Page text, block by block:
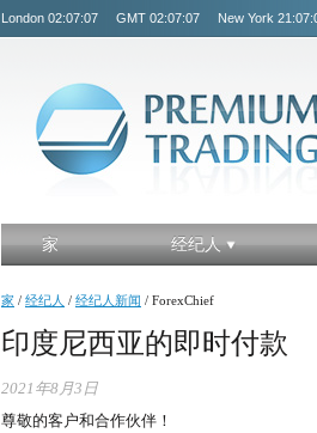
London 02:07:08 GMT 02:07:08 New York
家 经纪人
家 / 经纪人 / 经纪人新闻 / ForexChief
印度尼西亚的即时付款
2021年8月3日
尊敬的客户和合作伙伴！